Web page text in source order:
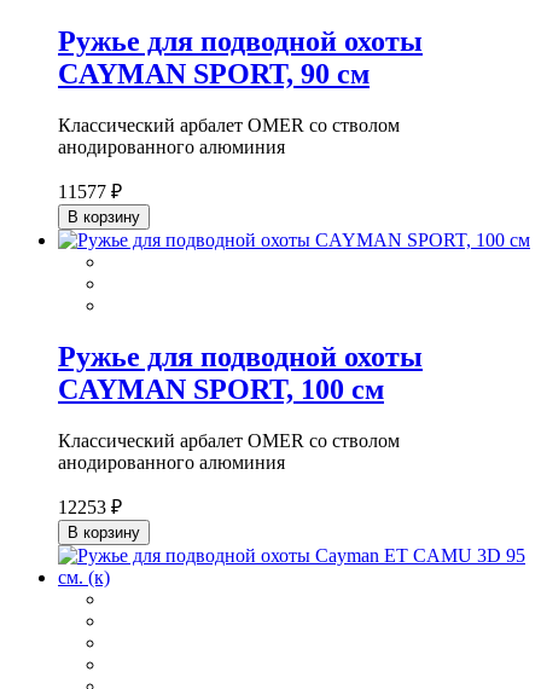
Ружье для подводной охоты
CAYMAN SPORT, 90 см
Классический арбалет OMER со стволом
анодированного алюминия
11577 ₽
В корзину
Ружье для подводной охоты
CAYMAN SPORT, 100 см
Классический арбалет OMER со стволом
анодированного алюминия
12253 ₽
В корзину